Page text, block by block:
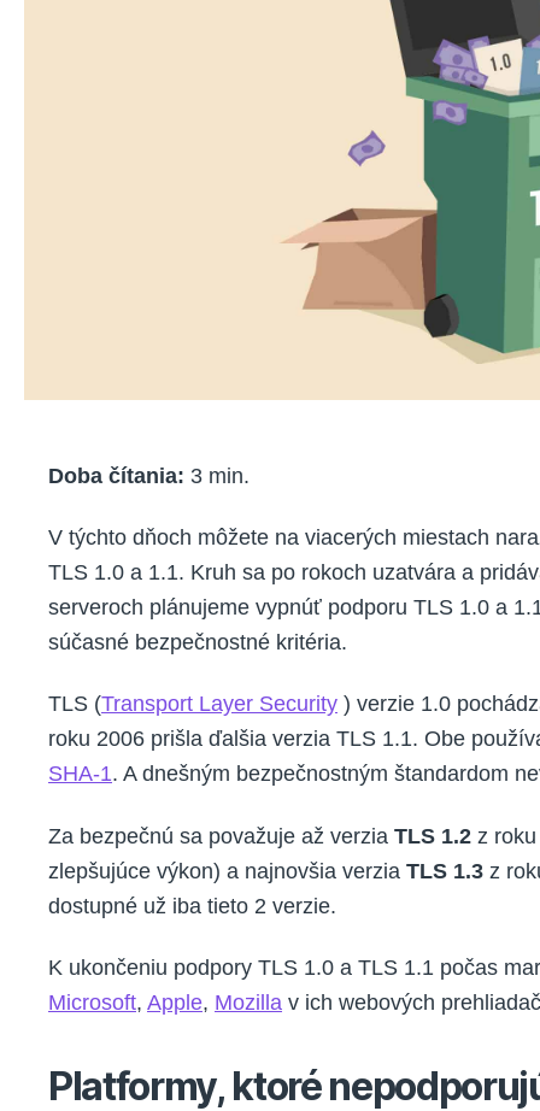
Doba čítania: 3 min.
V týchto dňoch môžete na viacerých miestach
TLS 1.0 a 1.1. Kruh sa po rokoch uzatvára a
serveroch plánujeme vypnúť podporu TLS 1.0 a
súčasné bezpečnostné kritéria.
TLS (Transport Layer Security ) verzie 1.0
roku 2006 prišla ďalšia verzia TLS 1.1. Obe
SHA-1. A dnešným bezpečnostným štandardom
Za bezpečnú sa považuje až verzia TLS 1.2 z
zlepšujúce výkon) a najnovšia verzia TLS 1.3 z
dostupné už iba tieto 2 verzie.
K ukončeniu podpory TLS 1.0 a TLS 1.1 počas
Microsoft, Apple, Mozilla v ich webových
Platformy, ktoré